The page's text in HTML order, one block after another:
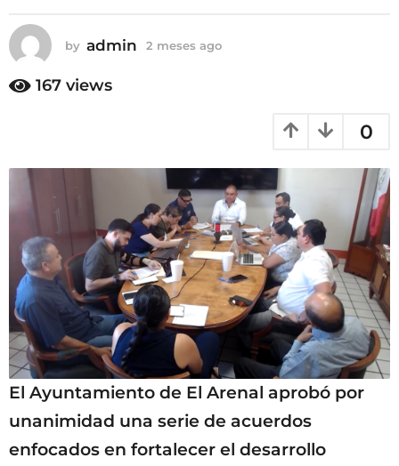
o
by admin 2 meses ago
167 views
0
El Ayuntamiento de El Arenal aprobó por
unanimidad una serie de acuerdos
enfocados en fortalecer el desarrollo